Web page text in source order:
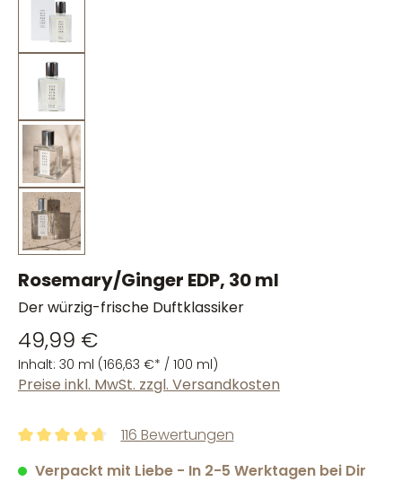
Rosemary/Ginger EDP, 30 ml
Der würzig-frische Duftklassiker
49,99 €
Inhalt: 30 ml (166,63 €* / 100 ml)
Preise inkl. MwSt. zzgl. Versandkosten
116 Bewertungen
Verpackt mit Liebe - In 2-5 Werktagen bei Dir